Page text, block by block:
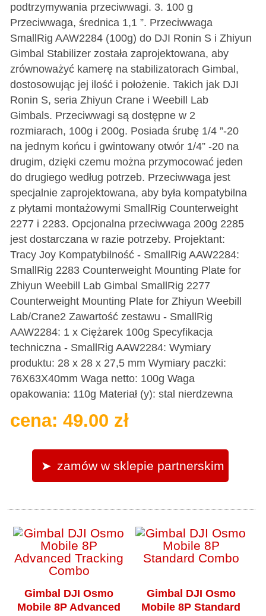
podtrzymywania przeciwwagi. 3. 100 g
Przeciwwaga, średnica 1,1 ”. Przeciwwaga
SmallRig AAW2284 (100g) do DJI Ronin S i Zhiyun
Gimbal Stabilizer została zaprojektowana, aby
zrównoważyć kamerę na stabilizatorach Gimbal,
dostosowując jej ilość i położenie. Takich jak DJI
Ronin S, seria Zhiyun Crane i Weebill Lab
Gimbals. Przeciwwagi są dostępne w 2
rozmiarach, 100g i 200g. Posiada śrubę 1/4 ”-20
na jednym końcu i gwintowany otwór 1/4” -20 na
drugim, dzięki czemu można przymocować jeden
do drugiego według potrzeb. Przeciwwaga jest
specjalnie zaprojektowana, aby była kompatybilna
z płytami montażowymi SmallRig Counterweight
2277 i 2283. Opcjonalna przeciwwaga 200g 2285
jest dostarczana w razie potrzeby. Projektant:
Tracy Joy Kompatybilność - SmallRig AAW2284:
SmallRig 2283 Counterweight Mounting Plate for
Zhiyun Weebill Lab Gimbal SmallRig 2277
Counterweight Mounting Plate for Zhiyun Weebill
Lab/Crane2 Zawartość zestawu - SmallRig
AAW2284: 1 x Ciężarek 100g Specyfikacja
techniczna - SmallRig AAW2284: Wymiary
produktu: 28 x 28 x 27,5 mm Wymiary paczki:
76X63X40mm Waga netto: 100g Waga
opakowania: 110g Materiał (y): stal nierdzewna
cena: 49.00 zł
zamów w sklepie partnerskim
Gimbal DJI Osmo
Mobile 8P Advanced
Gimbal DJI Osmo
Mobile 8P Standard